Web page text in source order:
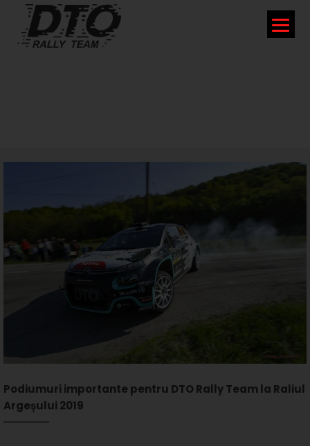
Podiumuri importante pentru DTO Rally Team la Raliul
Argeșului 2019